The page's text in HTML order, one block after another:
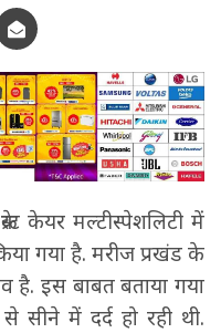
केयर मल्टीस्पेशलिटी में
गया है. मरीज प्रखंड के
है. इस बाबत बताया गया
सीने में दर्द हो रही थी.